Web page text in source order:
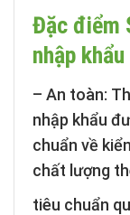
Đặc điểm
nhập khẩu
– An toàn:
nhập khẩu
chuẩn về
chất lượng
tiêu chuẩn